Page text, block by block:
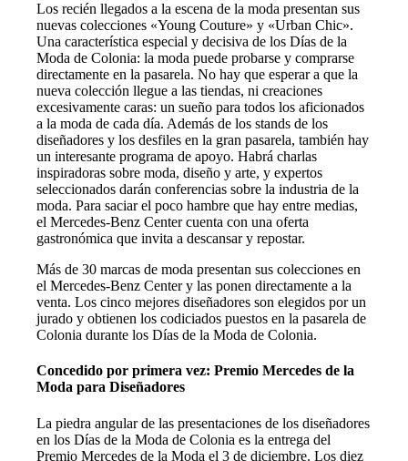
Los recién llegados a la escena de la moda presentan sus
nuevas colecciones «Young Couture» y «Urban Chic».
Una característica especial y decisiva de los Días de la
Moda de Colonia: la moda puede probarse y comprarse
directamente en la pasarela. No hay que esperar a que la
nueva colección llegue a las tiendas, ni creaciones
excesivamente caras: un sueño para todos los aficionados
a la moda de cada día. Además de los stands de los
diseñadores y los desfiles en la gran pasarela, también hay
un interesante programa de apoyo. Habrá charlas
inspiradoras sobre moda, diseño y arte, y expertos
seleccionados darán conferencias sobre la industria de la
moda. Para saciar el poco hambre que hay entre medias,
el Mercedes-Benz Center cuenta con una oferta
gastronómica que invita a descansar y repostar.
Más de 30 marcas de moda presentan sus colecciones en
el Mercedes-Benz Center y las ponen directamente a la
venta. Los cinco mejores diseñadores son elegidos por un
jurado y obtienen los codiciados puestos en la pasarela de
Colonia durante los Días de la Moda de Colonia.
Concedido por primera vez: Premio Mercedes de la
Moda para Diseñadores
La piedra angular de las presentaciones de los diseñadores
en los Días de la Moda de Colonia es la entrega del
Premio Mercedes de la Moda el 3 de diciembre. Los diez